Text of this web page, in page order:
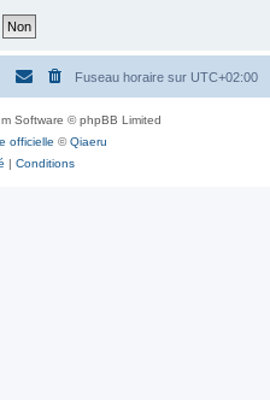
Fuseau horaire sur UTC+02:00
Software © phpBB Limited
officielle ©Qiaeru
| Conditions